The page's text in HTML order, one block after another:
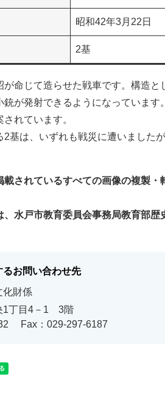
昭和42年3月22日
2基
命じて造らせた戦車です。構造と
銃が発射できるようになっていま
れています。
基は、いずれも戦災に遭いました
されているすべての画像の複製・
水戸市教育委員会事務局教育部歴
お問い合わせ先
化財係
1丁目4－1 3階
Fax：029-297-6187